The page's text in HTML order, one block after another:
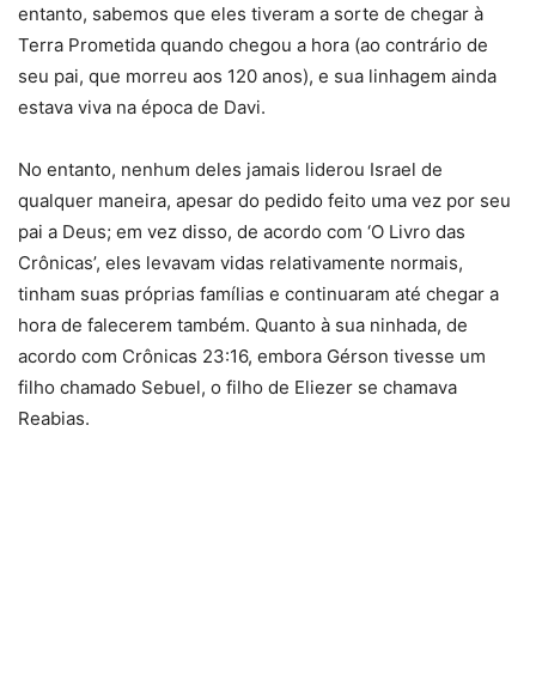
entanto, sabemos que eles tiveram a sorte de chegar à
Terra Prometida quando chegou a hora (ao contrário de
seu pai, que morreu aos 120 anos), e sua linhagem ainda
estava viva na época de Davi.
No entanto, nenhum deles jamais liderou Israel de
qualquer maneira, apesar do pedido feito uma vez por seu
pai a Deus; em vez disso, de acordo com ‘O Livro das
Crônicas’, eles levavam vidas relativamente normais,
tinham suas próprias famílias e continuaram até chegar a
hora de falecerem também. Quanto à sua ninhada, de
acordo com Crônicas 23:16, embora Gérson tivesse um
filho chamado Sebuel, o filho de Eliezer se chamava
Reabias.